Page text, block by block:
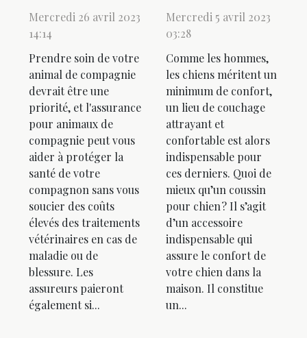
Mercredi 26 avril 2023
14:14
Prendre soin de votre
animal de compagnie
devrait être une
priorité, et l'assurance
pour animaux de
compagnie peut vous
aider à protéger la
santé de votre
compagnon sans vous
soucier des coûts
élevés des traitements
vétérinaires en cas de
maladie ou de
blessure. Les
assureurs paieront
également si...
Mercredi 5 avril 2023
03:28
Comme les hommes,
les chiens méritent un
minimum de confort,
un lieu de couchage
attrayant et
confortable est alors
indispensable pour
ces derniers. Quoi de
mieux qu’un coussin
pour chien ? Il s’agit
d’un accessoire
indispensable qui
assure le confort de
votre chien dans la
maison. Il constitue
un...